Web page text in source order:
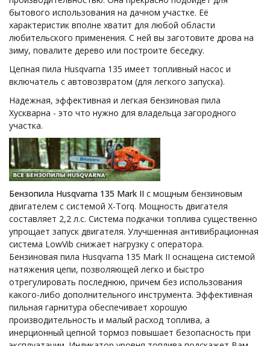
бытового использования на дачном участке. Её
характеристик вполне хватит для любой области
любительского применения. С ней вы заготовите дрова на
зиму, повалите дерево или построите беседку.
Цепная пила Husqvarna 135 имеет топливный насос и
включатель с автовозвратом (для легкого запуска).
Надежная, эффективная и легкая бензиновая пила
Хускварна - это что нужно для владельца загородного
участка.
Бензопила Husqvarna 135 Mark II с мощным бензиновым
двигателем с системой X-Torq. Мощность двигателя
составляет 2,2 л.с. Система подкачки топлива существенно
упрощает запуск двигателя. Улучшенная антивибрационная
система LowVib снижает нагрузку с оператора.
Бензиновая пила Husqvarna 135 Mark II оснащена системой
натяжения цепи, позволяющей легко и быстро
отрегулировать последнюю, причем без использования
какого-либо дополнительного инструмента. Эффективная
пильная гарнитура обеспечивает хорошую
производительность и малый расход топлива, а
инерционный цепной тормоз повышает безопасность при